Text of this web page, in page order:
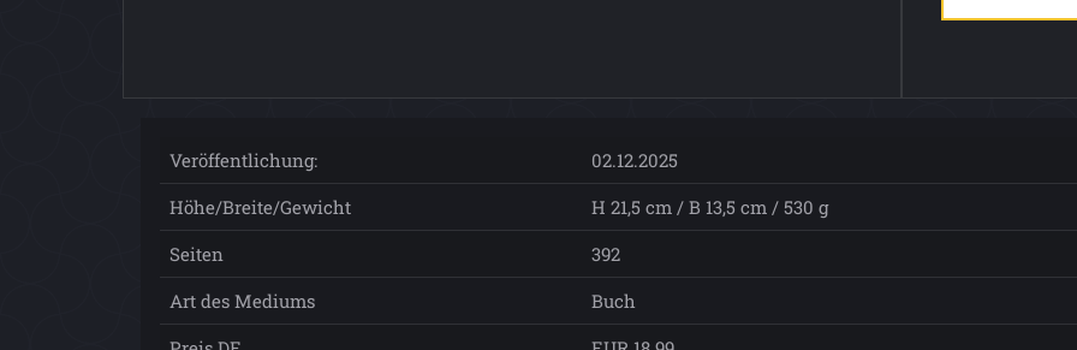
Veröffentlichung:
02.12.2025
Höhe/Breite/Gewicht
H 21,5 cm / B 13,5 cm / 530 g
Seiten
392
Art des Mediums
Buch